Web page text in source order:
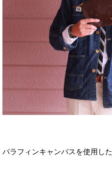
パラフィンキャンバスを使用した